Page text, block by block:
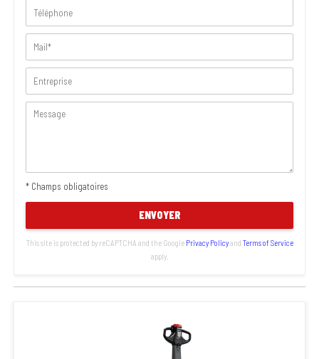
* Champs obligatoires
ENVOYER
This site is protected by reCAPTCHA and the Google Privacy Policyand Terms of Service
apply.